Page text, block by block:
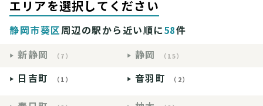
エリアを選択してください
静岡市葵区周辺の駅から近い順に58件
新静岡
（7） 静岡 （15）
日吉町 （1） 音羽町 （2）